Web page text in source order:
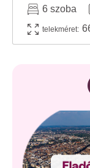
6 szoba
telekméret: